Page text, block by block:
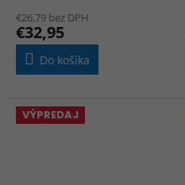
€26,79 bez DPH
€32,95
Do košíka
VÝPREDAJ